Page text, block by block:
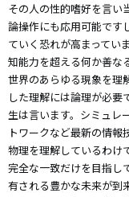
その人の性的嗜好を言い
論操作にも応用可能です
ていく恐れが高まってい
知能力を超える何か善な
世界のあらゆる現象を理
した理解には論理が必
生は言います。シミュレ
トワークなど最新の情
物理を理解しているわけ
完全な一致だけを目指し
有される豊かな未来が到